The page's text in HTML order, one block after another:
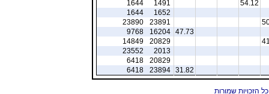
54.12
1491
1644
1652
1644
23891
23890
47.73
16204
9768
20829
14849
2013
23552
20829
6418
31.82
23894
6418